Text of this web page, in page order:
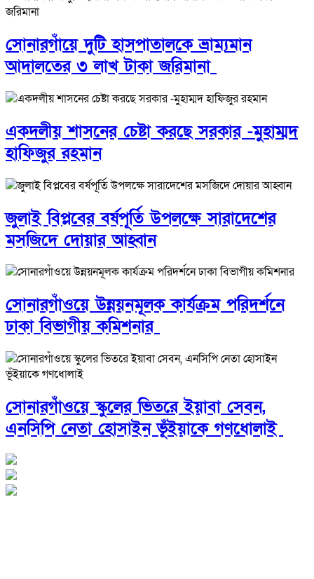
সোনারগাঁয়ে দুটি হাসপাতালকে ভ্রাম্যমান
আদালতের ৩ লাখ টাকা জরিমানা
একদলীয় শাসনের চেষ্টা করছে সরকার -মুহাম্মদ
হাফিজুর রহমান
জুলাই বিপ্লবের বর্ষপূর্তি উপলক্ষে সারাদেশের
মসজিদে দোয়ার আহ্বান
সোনারগাঁওয়ে উন্নয়নমূলক কার্যক্রম পরিদর্শনে
ঢাকা বিভাগীয় কমিশনার
সোনারগাঁওয়ে স্কুলের ভিতরে ইয়াবা সেবন,
এনসিপি নেতা হোসাইন ভূঁইয়াকে গণধোলাই